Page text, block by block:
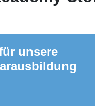
unsere